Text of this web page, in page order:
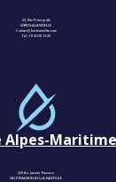
22, Rue Principale
60850 LALANDELLE
Contact@km-humidite.com
Tel :01 30 76 13 26
Alpes-
229 Av. Janvier Passero
06210 MANDELIEU-LA-NAPOULE